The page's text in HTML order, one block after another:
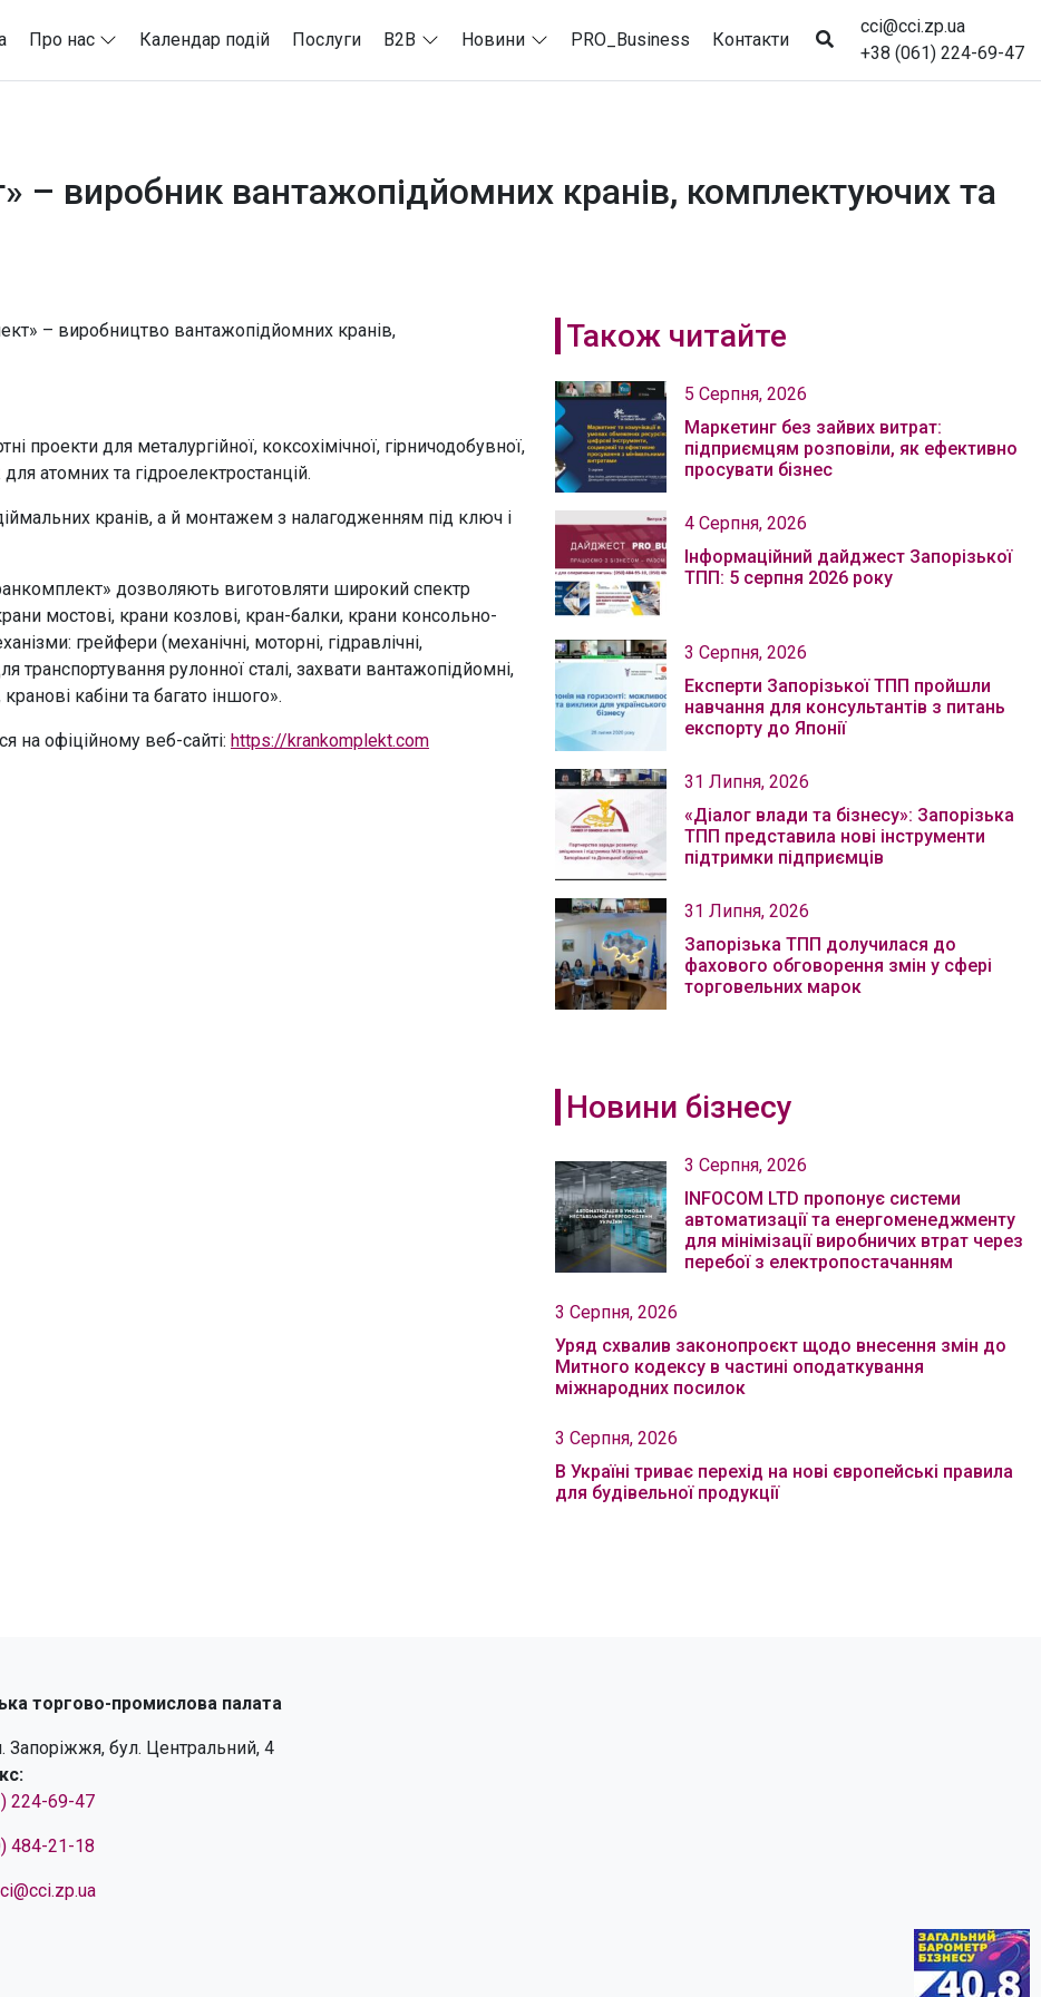
Про нас Календар подій Послуги B2B Новини PRO_Business Контакти
cci@cci.zp.ua
+38 (061) 224-69-47
– виробник вантажопідйомних кранів, комплектуючих та
– виробництво вантажопідйомних кранів,
проекти для металургійної, коксохімічної, гірничодобувної,
атомних та гідроелектростанцій.
кранів, а й монтажем з налагодженням під ключ і
дозволяють виготовляти широкий спектр
мостові, крани козлові, кран-балки, крани консольно-
грейфери (механічні, моторні, гідравлічні,
транспортування рулонної сталі, захвати вантажопідйомні,
кабіни та багато іншого».
офіційному веб-сайті: https://krankomplekt.com
Також читайте
5 Серпня, 2026
Маркетинг без зайвих витрат:
підприємцям розповіли, як ефективно
просувати бізнес
4 Серпня, 2026
Інформаційний дайджест Запорізької
ТПП: 5 серпня 2026 року
3 Серпня, 2026
Експерти Запорізької ТПП пройшли
навчання для консультантів з питань
експорту до Японії
31 Липня, 2026
«Діалог влади та бізнесу»: Запорізька
ТПП представила нові інструменти
підтримки підприємців
31 Липня, 2026
Запорізька ТПП долучилася до
фахового обговорення змін у сфері
торговельних марок
Новини бізнесу
3 Серпня, 2026
INFOCOM LTD пропонує системи
автоматизації та енергоменеджменту
для мінімізації виробничих втрат через
перебої з електропостачанням
3 Серпня, 2026
Уряд схвалив законопроєкт щодо внесення змін до
Митного кодексу в частині оподаткування
міжнародних посилок
3 Серпня, 2026
В Україні триває перехід на нові європейські правила
для будівельної продукції
торгово-промислова палата
Запоріжжя, бул. Центральний, 4
224-69-47
484-21-18